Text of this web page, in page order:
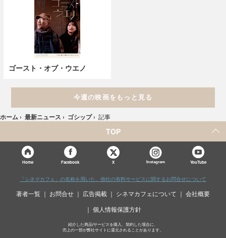
ゴースト・オブ・ウエノ
今週の映画をもっと見る
ホーム › 最新ニュース › ゴシップ › 記事
TOP
Home Facebook X Instagram YouTube
「シネマカフェ」の名称を用いた、他社の有料サービスに関するお問合せについて
著者一覧 お問合せ 広告掲載 シネマカフェについて 会社概要
個人情報保護方針
紹介した商品/サービスを購入、契約した場合に、
売上の一部が弊社サイトに還元されることがあります。